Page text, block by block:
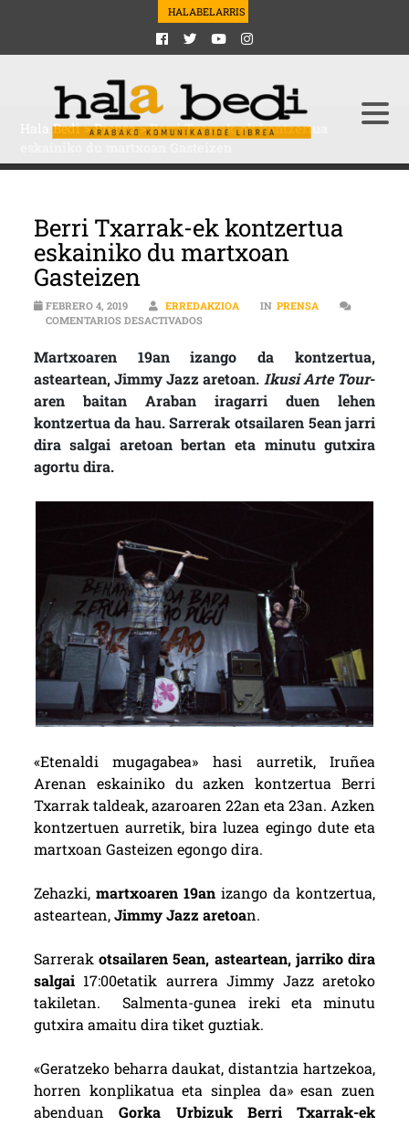
HALABELARRIS
Hala Bedi>Prensa>Berri Txarrak-ek kontzertua
Berri Txarrak-ek kontzertua
eskainiko du martxoan
Gasteizen
FEBRERO 4, 2019 ERREDAKZIOA IN PRENSA
COMENTARIOS DESACTIVADOSEN BERRI TXARRAK-EK KONTZERTUA
Martxoaren 19an izango da kontzertua,
asteartean, Jimmy Jazz aretoan. Ikusi Arte Tour-
aren baitan Araban iragarri duen lehen
kontzertua da hau. Sarrerak otsailaren 5ean jarri
dira salgai aretoan bertan eta minutu gutxira
agortu dira.
«Etenaldi mugagabea» hasi aurretik, Iruñea
Arenan eskainiko du azken kontzertua Berri
Txarrak taldeak, azaroaren 22an eta 23an. Azken
kontzertuen aurretik, bira luzea egingo dute eta
martxoan Gasteizen egongo dira.
Zehazki, martxoaren 19anizango da kontzertua,
asteartean,Jimmy Jazz aretoan.
Sarrerakotsailaren 5ean, asteartean, jarriko dira
salgai17:00etatik aurrera Jimmy Jazz aretoko
takiletan. Salmenta-gunea ireki eta minutu
gutxira amaitu dira tiket guztiak.
«Geratzeko beharra daukat, distantzia hartzekoa,
horren konplikatua eta sinplea da» esan zuen
abenduanGorka Urbizuk Berri Txarrak-ek